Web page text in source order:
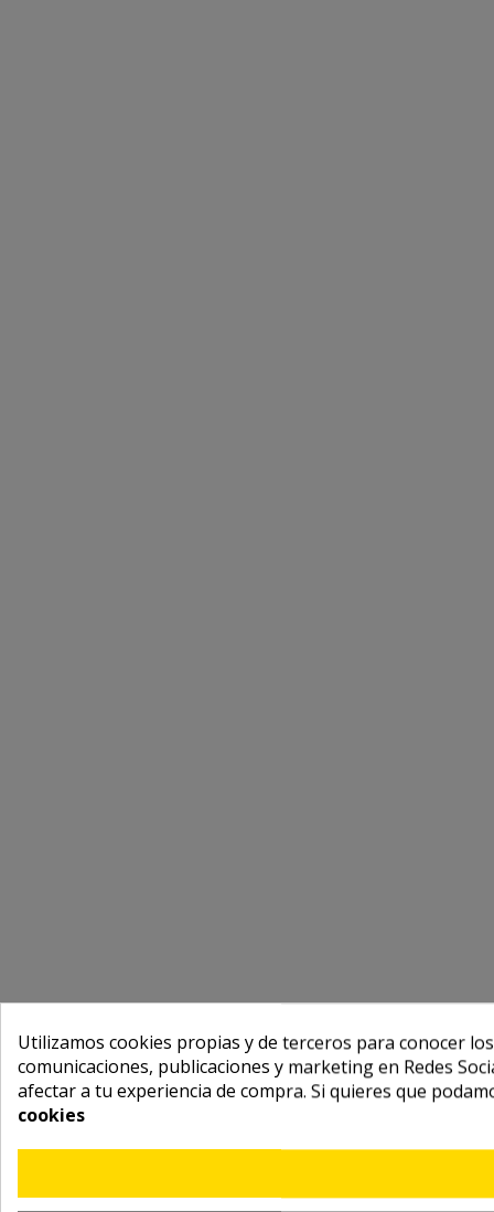
Utilizamos cookies propias y de terceros para conocer
comunicaciones, publicaciones y marketing en Redes
afectar a tu experiencia de compra. Si quieres que
cookies